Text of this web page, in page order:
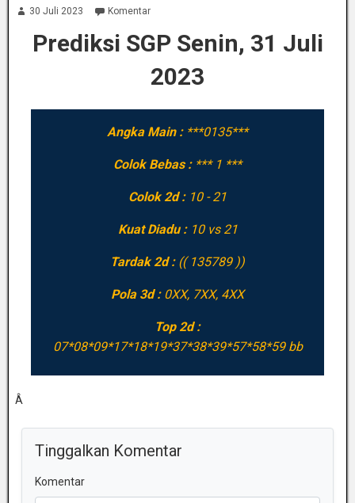
30 Juli 2023 Komentar
Prediksi SGP Senin, 31 Juli
2023
Angka Main : ***0135***
Colok Bebas : *** 1 ***
Colok 2d : 10 - 21
Kuat Diadu : 10 vs 21
Tardak 2d : (( 135789 ))
Pola 3d : 0XX, 7XX, 4XX
Top 2d :
07*08*09*17*18*19*37*38*39*57*58*59 bb
Â
Tinggalkan Komentar
Komentar